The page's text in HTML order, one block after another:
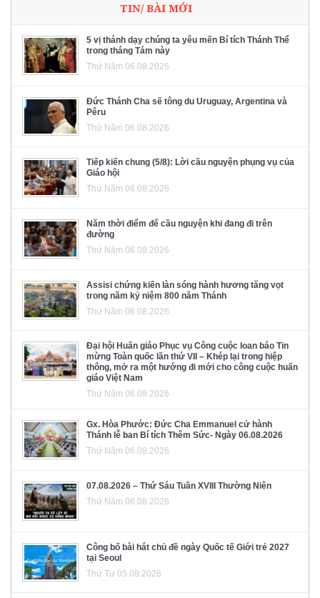
TIN/ BÀI MỚI
5 vị thánh dạy chúng ta yêu mến Bí tích Thánh Thể
trong tháng Tám này
Thứ Năm 06.08.2026
Đức Thánh Cha sẽ tông du Uruguay, Argentina và
Pêru
Thứ Năm 06.08.2026
Tiếp kiến chung (5/8): Lời cầu nguyện phụng vụ của
Giáo hội
Thứ Năm 06.08.2026
Năm thời điểm để cầu nguyện khi đang đi trên
đường
Thứ Năm 06.08.2026
Assisi chứng kiến làn sóng hành hương tăng vọt
trong năm kỷ niệm 800 năm Thánh
Thứ Năm 06.08.2026
Đại hội Huấn giáo Phục vụ Công cuộc loan báo Tin
mừng Toàn quốc lần thứ VII – Khép lại trong hiệp
thông, mở ra một hướng đi mới cho công cuộc huấn
giáo Việt Nam
Thứ Năm 06.08.2026
Gx. Hòa Phước: Đức Cha Emmanuel cử hành
Thánh lễ ban Bí tích Thêm Sức- Ngày 06.08.2026
Thứ Năm 06.08.2026
07.08.2026 – Thứ Sáu Tuần XVIII Thường Niên
Thứ Năm 06.08.2026
Công bố bài hát chủ đề ngày Quốc tế Giới trẻ 2027
tại Seoul
Thứ Tư 05.08.2026